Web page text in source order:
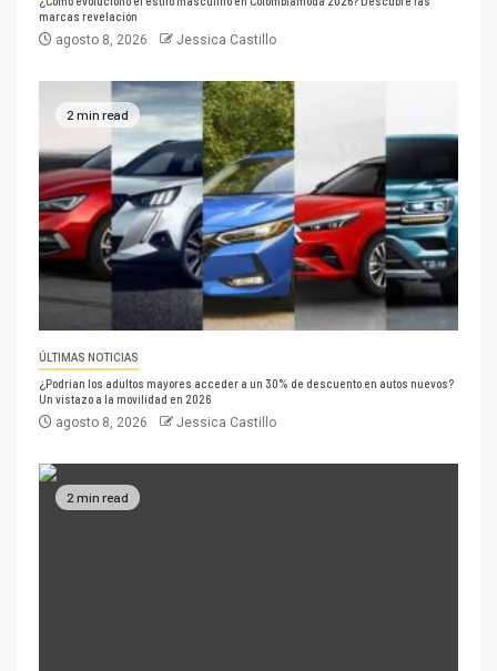
marcas revelación
agosto 8, 2026 Jessica Castillo
2 min read
ÚLTIMAS NOTICIAS
¿Podrían los adultos mayores acceder a un 30% de descuento en autos nuevos?
Un vistazo a la movilidad en 2026
agosto 8, 2026 Jessica Castillo
2 min read